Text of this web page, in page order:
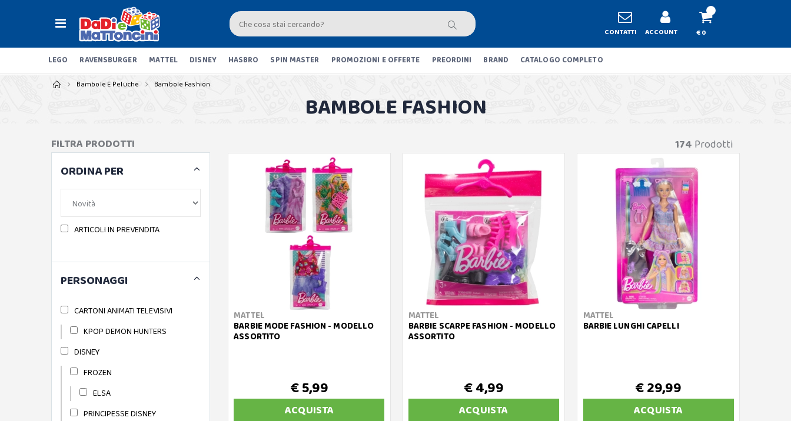
CONTATTI ACCOUNT € 0
LEGO RAVENSBURGER MATTEL DISNEY HASBRO SPIN MASTER PROMOZIONI E OFFERTE PREORDINI BRAND CATALOGO COMPLETO
Bambole E Peluche Bambole Fashion
BAMBOLE FASHION
174 Prodotti
MATTEL
BARBIE MODE FASHION - MODELLO
ASSORTITO
€ 5,99
ACQUISTA
MATTEL
BARBIE SCARPE FASHION - MODELLO
ASSORTITO
€ 4,99
ACQUISTA
MATTEL
BARBIE LUNGHI CAPELLI
€ 29,99
ACQUISTA
FILTRA PRODOTTI
ORDINA PER
ARTICOLI IN PREVENDITA
PERSONAGGI
CARTONI ANIMATI TELEVISIVI
KPOP DEMON HUNTERS
DISNEY
FROZEN
ELSA
PRINCIPESSE DISNEY